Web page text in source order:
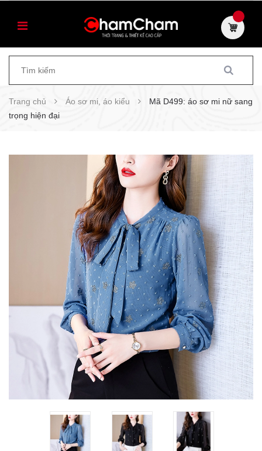
Trang chủ Áo sơ mi, áo kiểu
Mã D499: áo sơ mi nữ sang
trọng hiện đại